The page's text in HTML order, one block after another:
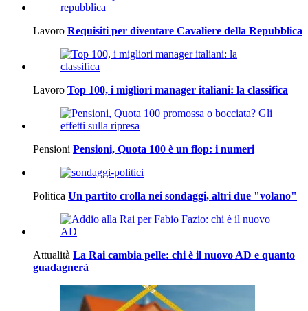
Lavoro Requisiti per diventare Cavaliere della Repubblica
Lavoro Top 100, i migliori manager italiani: la classifica
Pensioni Pensioni, Quota 100 è un flop: i numeri
Politica Un partito crolla nei sondaggi, altri due "volano"
Attualità La Rai cambia pelle: chi è il nuovo AD e quanto
guadagnerà